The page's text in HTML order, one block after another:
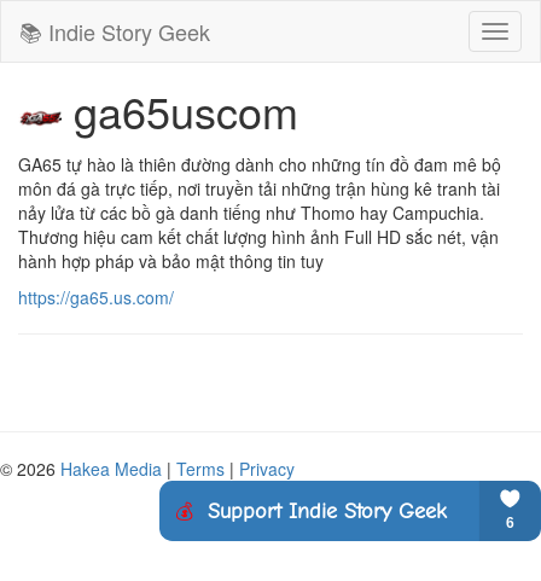
📚 Indie Story Geek
ga65uscom
GA65 tự hào là thiên đường dành cho những tín đồ đam mê bộ
môn đá gà trực tiếp, nơi truyền tải những trận hùng kê tranh tài
nảy lửa từ các bồ gà danh tiếng như Thomo hay Campuchia.
Thương hiệu cam kết chất lượng hình ảnh Full HD sắc nét, vận
hành hợp pháp và bảo mật thông tin tuy
https://ga65.us.com/
© 2026 Hakea Media | Terms | Privacy